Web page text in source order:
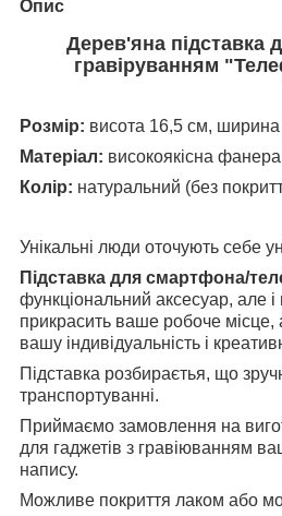
Опис
Дерев'яна підставка
гравіруванням
Розмір: висота 16,5 см,
Матеріал: високоякісна
Колір: натуральний (без
Унікальні люди оточують себе
Підставка для смартфона/
функціональний аксесуар, але
прикрасить ваше робоче місце,
вашу індивідуальність і
Підставка розбираєтья, що
транспортуванні.
Приймаємо замовлення на
для гаджетів з гравіюванням
напису.
Можливе покриття лаком або